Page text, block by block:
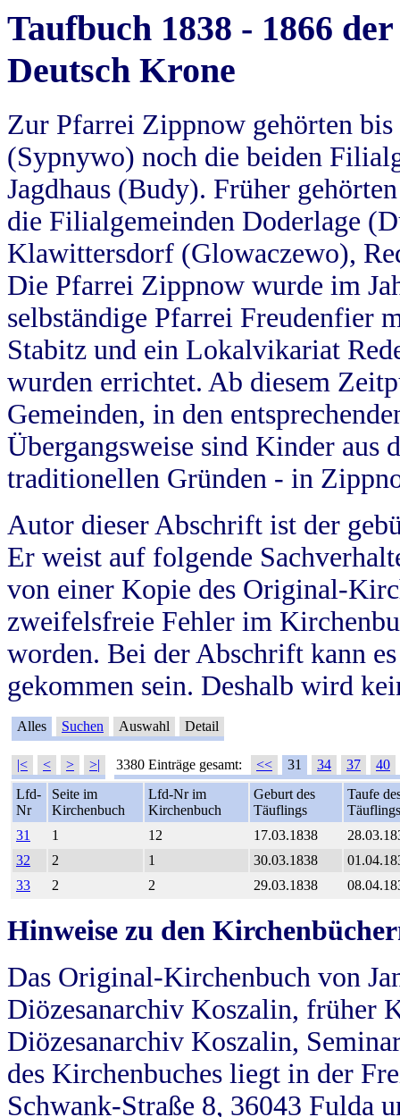
Taufbuch 1838 - 1866
Deutsch Krone
Zur Pfarrei Zippnow gehörten
(Sypnywo) noch die beiden
Jagdhaus (Budy). Früher
die Filialgemeinden Doderlage
Klawittersdorf (Glowaczewo),
Die Pfarrei Zippnow wurde im
selbständige Pfarrei Freudenfier
Stabitz und ein Lokalvikariat
wurden errichtet. Ab diesem
Gemeinden, in den
Übergangsweise sind Kinder aus
traditionellen Gründen - in
Autor dieser Abschrift ist der
Er weist auf folgende
von einer Kopie des Original-
zweifelsfreie Fehler im
worden. Bei der Abschrift kann
gekommen sein. Deshalb wird
Alles Suchen Auswahl Detail
|< < > >| 3380 Einträge gesamt: << 31 34 37
40
Lfd-
Nr
Seite im
Kirchenbuch
Lfd-Nr im
Kirchenbuch
Geburt des
Täuflings
Taufe
Täuflings
31
1 12 17.03.1838
32
2 1 30.03.1838
33
2 2 29.03.1838
Hinweise zu den
Das Original-Kirchenbuch von
Diözesanarchiv Koszalin, früher
Diözesanarchiv Koszalin,
des Kirchenbuches liegt in der
Schwank-Straße 8, 36043 Fulda